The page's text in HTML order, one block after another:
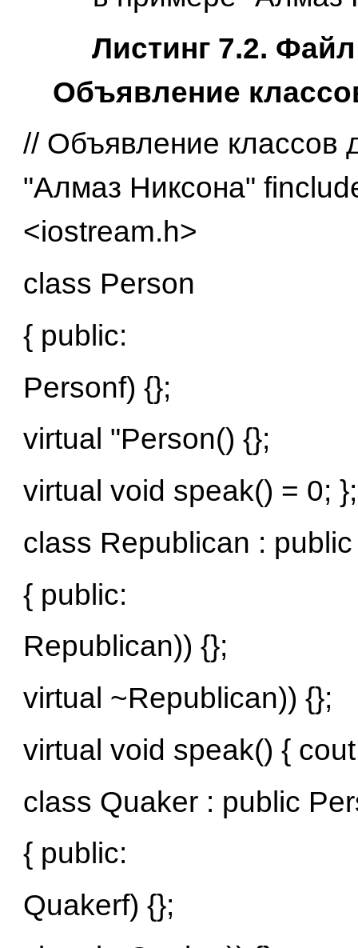
Листинг 7.2.
Объявление
// Объявление классов
"Алмаз Никсона"
<iostream.h>
class Person
{ public:
Personf) {};
virtual "Person() {};
virtual void speak() = 0; };
class Republican :
{ public:
Republican)) {};
virtual ~Republican)) {};
virtual void speak() {
class Quaker : public
{ public:
Quakerf) {};